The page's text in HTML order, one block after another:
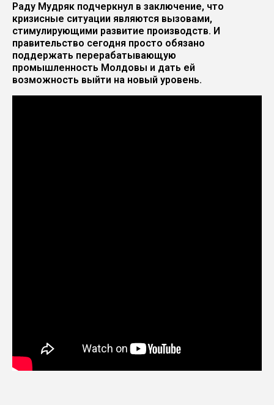
Раду Мудряк подчеркнул в заключение, что
кризисные ситуации являются вызовами,
стимулирующими развитие производств. И
правительство сегодня просто обязано
поддержать перерабатывающую
промышленность Молдовы и дать ей
возможность выйти на новый уровень.